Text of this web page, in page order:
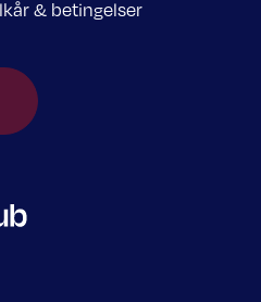
& betingelser